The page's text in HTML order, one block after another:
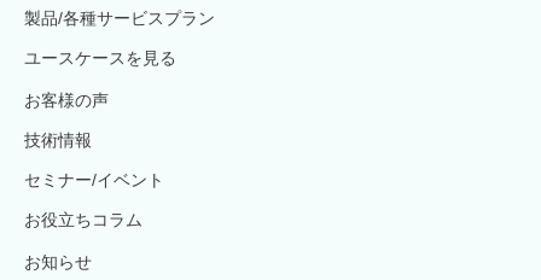
製品/各種サービスプラン
ユースケースを見る
お客様の声
技術情報
セミナー/イベント
お役立ちコラム
お知らせ